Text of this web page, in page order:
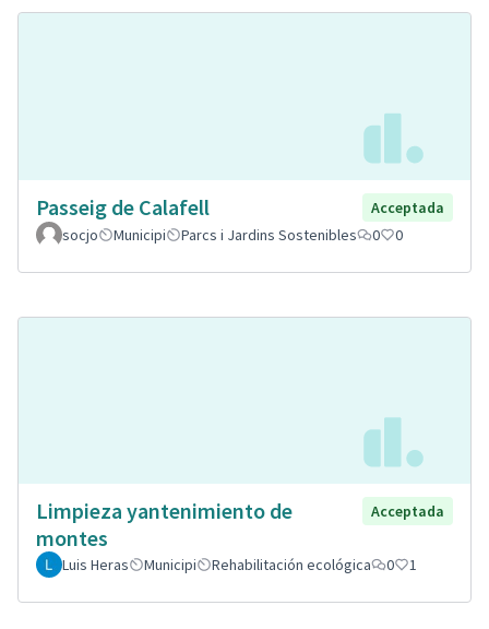
Passeig de Calafell
Acceptada
socjo
Municipi Parcs i Jardins Sostenibles 0 0
Limpieza yantenimiento de
montes
Acceptada
Luis Heras Municipi Rehabilitación ecológica 0 1